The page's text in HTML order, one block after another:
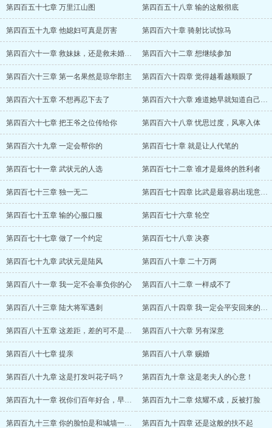
第四百五十七章 万里江山图 第四百五十八章 输的这般彻底
第四百五十九章 他媳妇可真是厉害 第四百六十章 骑射比试惊马
第四百六十一章 救妹妹，还是救未婚妻？ 第四百六十二章 想继续参加
第四百六十三章 第一名果然是琼华郡主 第四百六十四章 觉得越看越顺眼了
第四百六十五章 不想再忍下去了 第四百六十六章 难道她早就知道自己要对付
第四百六十七章 把王爷之位传给你 第四百六十八章 忧思过度，风寒入体
第四百六十九章 一定会帮你的 第四百七十章 就是让人代笔的
第四百七十一章 武状元的人选 第四百七十二章 谁才是最终的胜利者
第四百七十三章 独一无二 第四百七十四章 比武是最容易出现意外的
第四百七十五章 输的心服口服 第四百七十六章 轮空
第四百七十七章 做了一个约定 第四百七十八章 决赛
第四百七十九章 武状元是陆风 第四百八十章 二十万两
第四百八十一章 我一定不会辜负你的心 第四百八十二章 一样成不了
第四百八十三章 陆大将军遇刺 第四百八十四章 我一定会平安回来的，你等
第四百八十五章 这差距，差的可不是一点点 第四百八十六章 另有深意
第四百八十七章 提亲 第四百八十八章 赐婚
第四百八十九章 这是打发叫花子吗？ 第四百九十章 这是老夫人的心意！
第四百九十一章 祝你们百年好合，早生贵子 第四百九十二章 炫耀不成，反被打脸
第四百九十三章 你的脸怕是和城墙一般厚 第四百九十四章 还是这般的扶不起